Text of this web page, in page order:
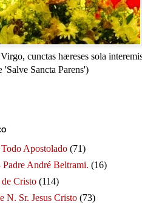
cunctas hæreses sola
'Salve Sancta Parens')
Apostolado (71)
Padre André Beltrami. (16)
Cristo (114)
N. Sr. Jesus Cristo (73)